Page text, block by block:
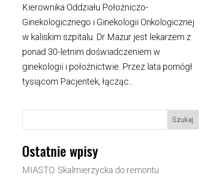
Kierownika Oddziału Położniczo-
Ginekologicznego i Ginekologii Onkologicznej
w kaliskim szpitalu. Dr Mazur jest lekarzem z
ponad 30-letnim doświadczeniem w
ginekologii i położnictwie. Przez lata pomógł
tysiącom Pacjentek, łącząc...
Szukaj
Ostatnie wpisy
MIASTO. Skalmierzycka do remontu